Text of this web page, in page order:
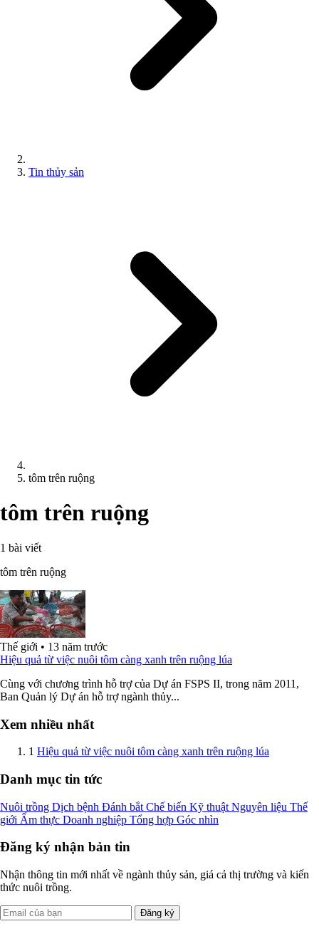
Tin thủy sản
tôm trên ruộng
tôm trên ruộng
1 bài viết
tôm trên ruộng
Thế giới • 13 năm trước
Hiệu quả từ việc nuôi tôm càng xanh trên ruộng lúa
Cùng với chương trình hỗ trợ của Dự án FSPS II, trong năm 2011,
Ban Quản lý Dự án hỗ trợ ngành thủy...
Xem nhiều nhất
1 Hiệu quả từ việc nuôi tôm càng xanh trên ruộng lúa
Danh mục tin tức
Nuôi trồng Dịch bệnh Đánh bắt Chế biến Kỹ thuật Nguyên liệu Thế
giới Ẩm thực Doanh nghiệp Tổng hợp Góc nhìn
Đăng ký nhận bản tin
Nhận thông tin mới nhất về ngành thủy sản, giá cả thị trường và kiến
thức nuôi trồng.
Đăng ký